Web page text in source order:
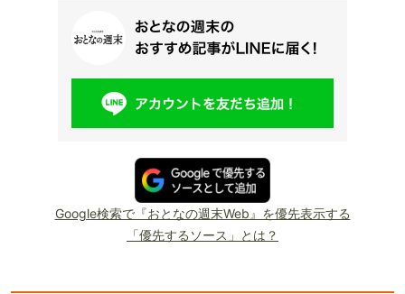
Google検索で『おとなの週末Web』を優先表示する
「優先するソース」とは？